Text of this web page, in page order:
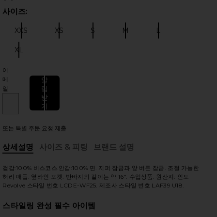
라이드
사이즈:
사이즈:
XXS 사이즈:
XS 사이즈:
S 사이즈:
M L
XL
이
메
일
알
림
받
기
또는 특별 주문 요청 제출
상세설명
사이즈 & 피팅 브랜드 설명
겉감:100% 비스코스.안감:100% 면. 지퍼 잠금과 앞 버튼 잠금. 조절 가능한
허리 매듭. 옆라인 포켓. 반바지의 길이는 약 16". 수입상품. 원산지: 인도
Revolve 스타일 번호 LCDE-WF25. 제조사 스타일 번호 LAF39 U18.
스타일링 완성 필수 아이템